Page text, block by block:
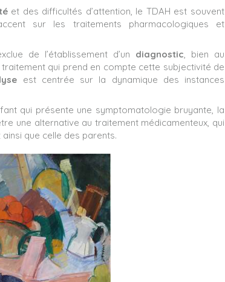
et des difficultés d’attention, le TDAH est souvent
sur les traitements pharmacologiques et
de l’établissement d’un diagnostic , bien au
qui prend en compte cette subjectivité de
est centrée sur la dynamique des instances
qui présente une symptomatologie bruyante, la
une alternative au traitement médicamenteux, qui
que celle des parents.